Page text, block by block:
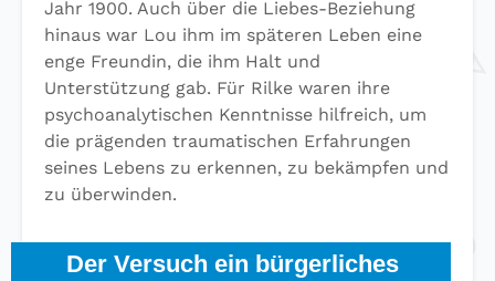
Jahr 1900. Auch über die Liebes-Beziehung
hinaus war Lou ihm im späteren Leben eine
enge Freundin, die ihm Halt und
Unterstützung gab. Für Rilke waren ihre
psychoanalytischen Kenntnisse hilfreich, um
die prägenden traumatischen Erfahrungen
seines Lebens zu erkennen, zu bekämpfen und
zu überwinden.
Der Versuch ein bürgerliches